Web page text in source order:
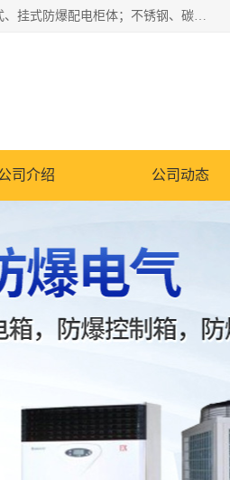
防爆正压分析小屋；不锈钢、碳钢材质防爆正压通风柜，分上下、左右、外挂三种款式；立式、挂式防爆配电柜体；不锈钢、碳钢防爆变频、磁力、星三角启动器；不锈钢、碳钢、铸铝防爆控制箱柜；可操作按键、多块式防爆仪表箱；多材质防爆接线箱；台式防爆电脑、防爆监视器。产品适配石油、化工、煤炭、电力、纺织、酿酒、航天、铁路、冶金、船舶、消防、市政等多行业工况使用。
司介绍 公司动态